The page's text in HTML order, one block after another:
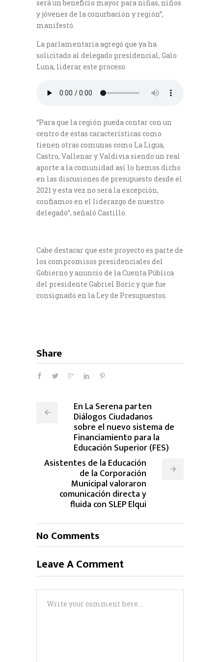
será un beneficio mayor para niñas, niños
y jóvenes de la conurbación y región”,
manifestó.
La parlamentaria agregó que ya ha
solicitado al delegado presidencial, Galo
Luna, liderar este proceso.
“Para que la región pueda contar con un
centro de estas características como
tienen otras comunas como La Ligua,
Castro, Vallenar y Valdivia siendo un real
aporte a la comunidad así lo hemos dicho
en las discusiones de presupuesto desde el
2021 y esta vez no será la excepción,
confiamos en el liderazgo de nuestro
delegado”, señaló Castillo.
Cabe destacar que este proyecto es parte de
los compromisos presidenciales del
Gobierno y anuncio de la Cuenta Pública
del presidente Gabriel Boric y que fue
consignado en la Ley de Presupuestos.
Share
En La Serena parten
Diálogos Ciudadanos
sobre el nuevo sistema de
Financiamiento para la
Educación Superior (FES)
Asistentes de la Educación
de la Corporación
Municipal valoraron
comunicación directa y
fluida con SLEP Elqui
No Comments
Leave A Comment